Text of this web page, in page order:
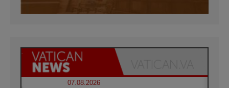
07.08.2026